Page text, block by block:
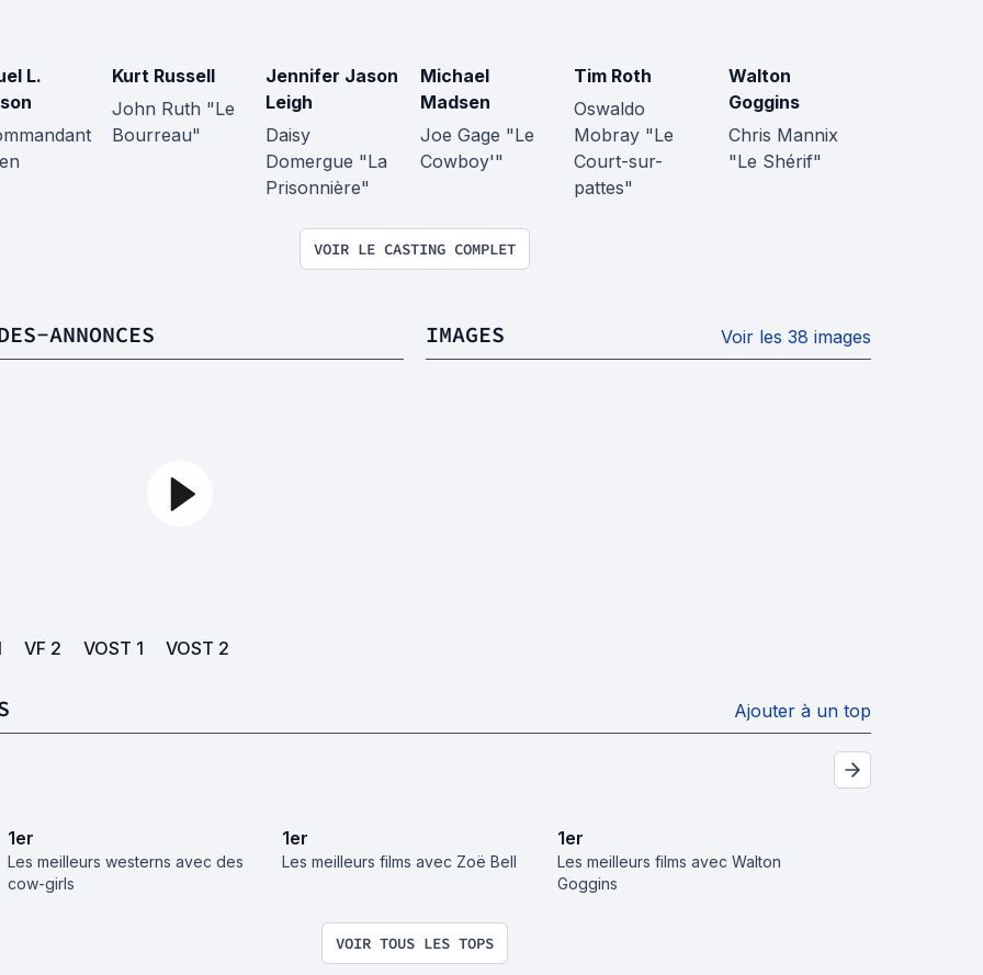
L.
Kurt Russell
John Ruth "Le
Bourreau"
Jennifer Jason
Leigh
Daisy
Domergue "La
Prisonnière"
Michael
Madsen
Joe Gage "Le
Cowboy'"
Tim Roth
Oswaldo
Mobray "Le
Court-sur-
pattes"
Walton
Goggins
Chris Mannix
"Le Shérif"
VOIR LE CASTING COMPLET
ANNONCES
VF 2 VOST 1 VOST 2
IMAGES Voir les 38 images
Ajouter à un top
1er
Les meilleurs westerns avec des
cow-girls
1er
Les meilleurs films avec Zoë Bell
1er
Les meilleurs films avec Walton
Goggins
VOIR TOUS LES TOPS